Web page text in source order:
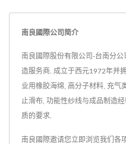
南良國際公司简介
南良國際股份有限公司-台南分
造服务商. 成立于西元1972年并
业用橡胶海绵, 高分子材料, 充气
止滑布, 功能性纱线与成品制造
质的要求.
南良國際邀请您立即浏览我们各